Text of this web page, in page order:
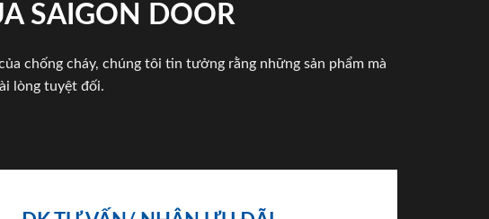
SAIGON DOOR
chống cháy, chúng tôi tin tưởng rằng những sản phẩm mà
lòng tuyệt đối.